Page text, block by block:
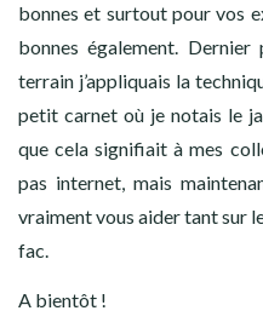
bonnes et surtout pour vos
bonnes également.
terrain j’appliquais la
petit carnet où je notais le
que cela signifiait à mes
pas internet, mais
vraiment vous aider tant sur
fac.
A bientôt !